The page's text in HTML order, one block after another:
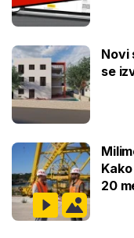
Novi
se
20